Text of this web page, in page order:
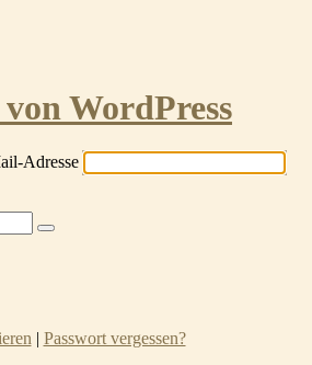
WordPress
Adresse
| Passwort vergessen?